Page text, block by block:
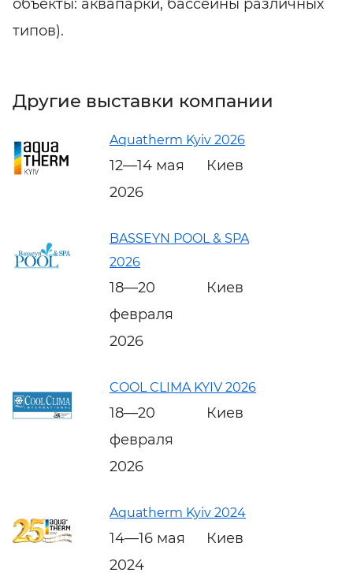
объекты: аквапарки, бассейны различных
типов).
Другие выставки компании
Aquatherm Kyiv 2026
12—14 мая
2026
Киев
BASSEYN POOL & SPA
2026
18—20
февраля
2026
Киев
COOL CLIMA KYIV 2026
18—20
февраля
2026
Киев
Aquatherm Kyiv 2024
14—16 мая
2024
Киев